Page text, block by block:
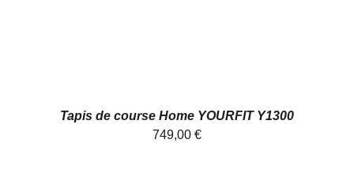
Tapis de course Home YOURFIT Y1300
749,00 €